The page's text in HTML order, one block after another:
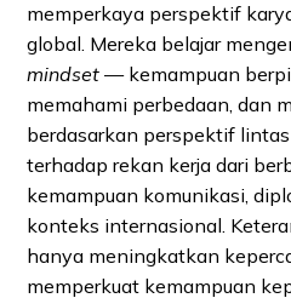
memperkaya perspektif
global. Mereka belajar
mindset — kemampuan
memahami perbedaan, dan
berdasarkan perspektif
terhadap rekan kerja dari
kemampuan komunikasi,
konteks internasional.
hanya meningkatkan
memperkuat kemampuan